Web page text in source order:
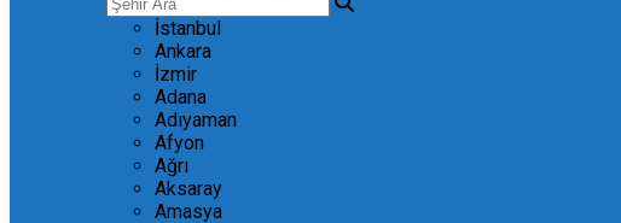
İstanbul
Ankara
İzmir
Adana
Adıyaman
Afyon
Ağrı
Aksaray
Amasya